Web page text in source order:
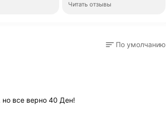
Читать отзывы
По умолчанию
но все верно 40 Ден!